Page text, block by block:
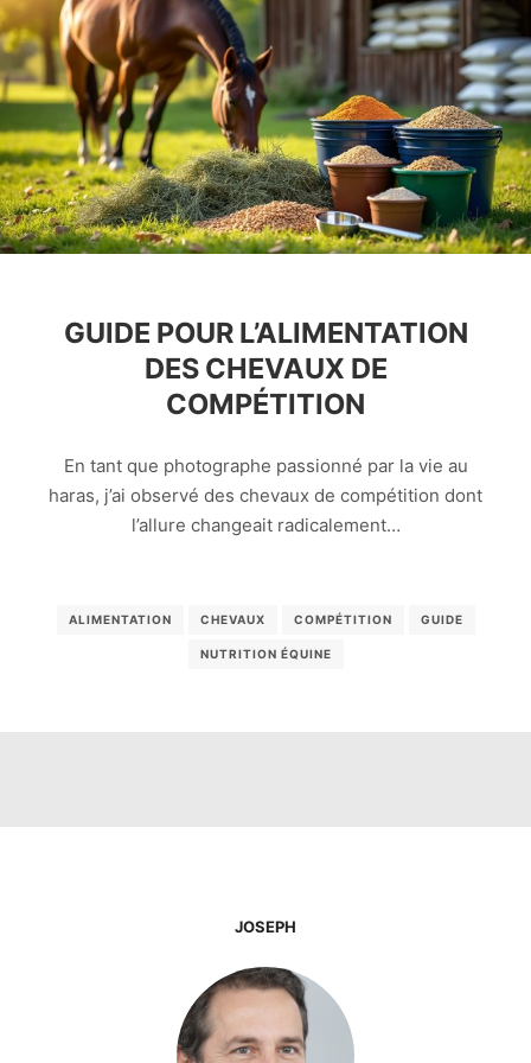
GUIDE POUR L’ALIMENTATION
DES CHEVAUX DE
COMPÉTITION
En tant que photographe passionné par la vie au
haras, j’ai observé des chevaux de compétition dont
l’allure changeait radicalement…
ALIMENTATION CHEVAUX COMPÉTITION GUIDE
NUTRITION ÉQUINE
JOSEPH